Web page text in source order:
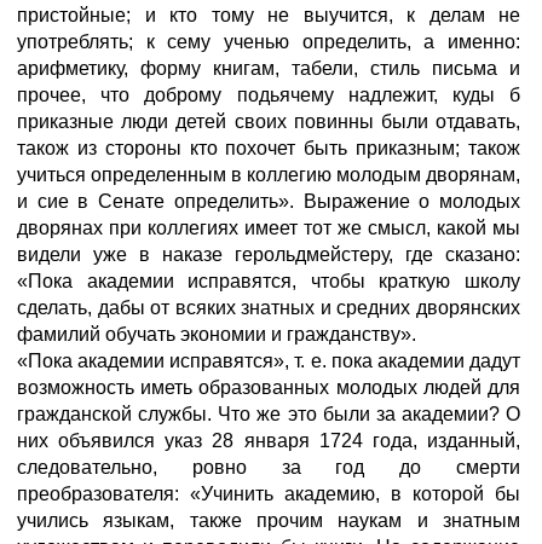
пристойные; и кто тому не выучится, к делам не
употреблять; к сему ученью определить, а именно:
арифметику, форму книгам, табели, стиль письма и
прочее, что доброму подьячему надлежит, куды б
приказные люди детей своих повинны были отдавать,
також из стороны кто похочет быть приказным; також
учиться определенным в коллегию молодым дворянам,
и сие в Сенате определить». Выражение о молодых
дворянах при коллегиях имеет тот же смысл, какой мы
видели уже в наказе герольдмейстеру, где сказано:
«Пока академии исправятся, чтобы краткую школу
сделать, дабы от всяких знатных и средних дворянских
фамилий обучать экономии и гражданству».
«Пока академии исправятся», т. е. пока академии дадут
возможность иметь образованных молодых людей для
гражданской службы. Что же это были за академии? О
них объявился указ 28 января 1724 года, изданный,
следовательно, ровно за год до смерти
преобразователя: «Учинить академию, в которой бы
учились языкам, также прочим наукам и знатным